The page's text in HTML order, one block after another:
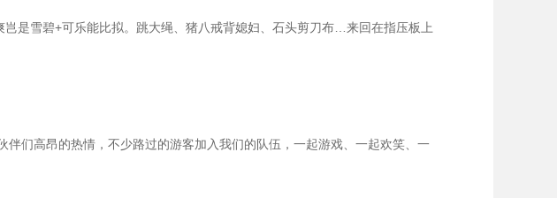
是雪碧+可乐能比拟。跳大绳、猪八戒背媳妇、石头剪刀布…来回在指压板上
们高昂的热情，不少路过的游客加入我们的队伍，一起游戏、一起欢笑、一